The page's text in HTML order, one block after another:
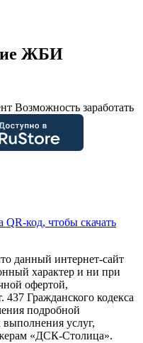
ЖБИ
Возможность заработать
QR-код, чтобы скачать
данный интернет-сайт
характер и ни при
офертой,
Гражданского кодекса
подробной
услуг,
«ДСК-Столица».